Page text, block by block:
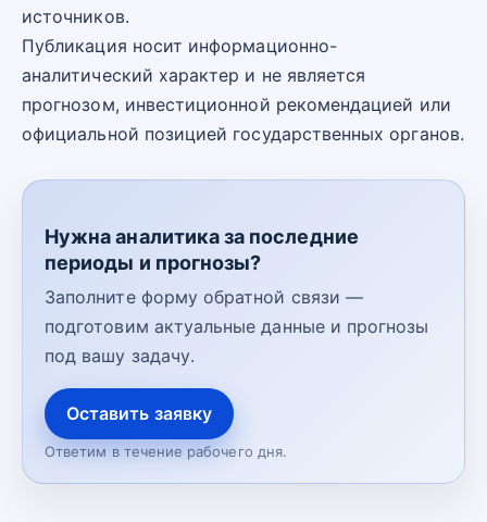
источников.
Публикация носит информационно-
аналитический характер и не является
прогнозом, инвестиционной рекомендацией или
официальной позицией государственных органов.
Нужна аналитика за последние
периоды и прогнозы?
Заполните форму обратной связи —
подготовим актуальные данные и прогнозы
под вашу задачу.
Оставить заявку
Ответим в течение рабочего дня.